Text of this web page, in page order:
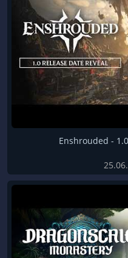
Enshrouded -